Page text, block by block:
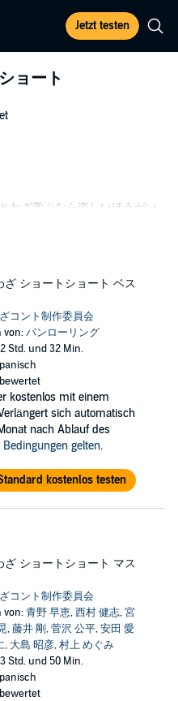
Jetzt testen
ョート
わざ学ぶなら楽しいほうがい
ざ ショートショート ベス
コント制作委員会
von:パンローリング
Std. und 32 Min.
kostenlos mit einem
sich automatisch
nach Ablauf des
Bedingungen gelten.
kostenlos testen
ざ ショートショート マス
コント制作委員会
von:青野 早恵,西村 健志,宮
,藤井 剛,菅沢 公平,安田 愛
, 大島 昭彦,村上 めぐみ
Std. und 50 Min.